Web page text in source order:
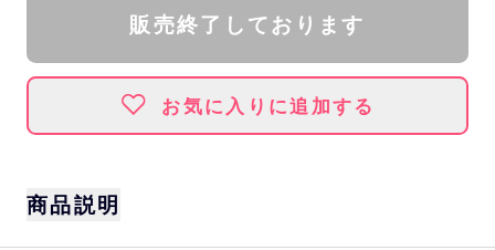
販売終了しております
お気に入りに追加する
商品説明